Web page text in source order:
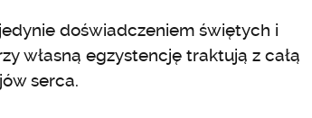
doświadczeniem świętych i
własną egzystencję traktują z całą
serca.